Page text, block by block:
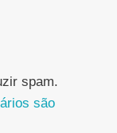
spam.
são